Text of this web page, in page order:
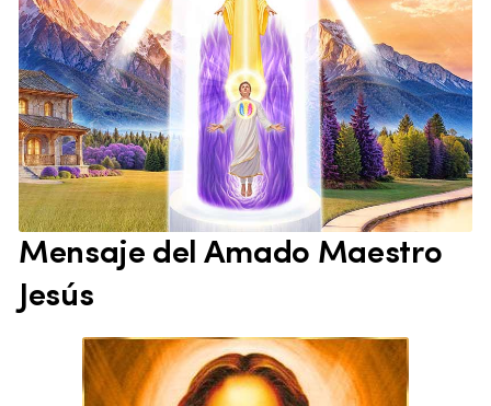
Mensaje del Amado Maestro
Jesús